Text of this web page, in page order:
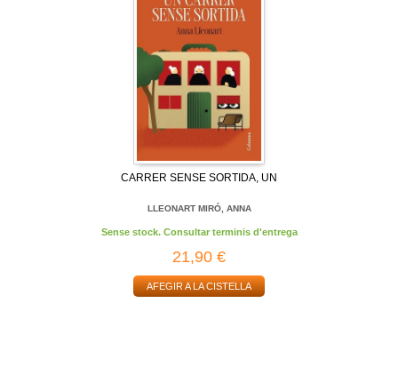
CARRER SENSE SORTIDA, UN
LLEONART MIRÓ, ANNA
Sense stock. Consultar terminis d'entrega
21,90 €
AFEGIR A LA CISTELLA